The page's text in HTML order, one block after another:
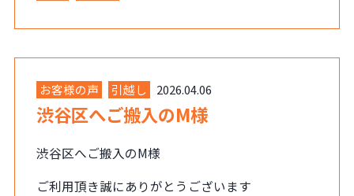
お客様の声 引越し 2026.04.06
渋谷区へご搬入のM様
渋谷区へご搬入のM様
ご利用頂き誠にありがとうございます